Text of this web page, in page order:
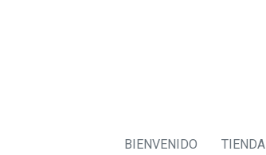
BIENVENIDO TIENDA